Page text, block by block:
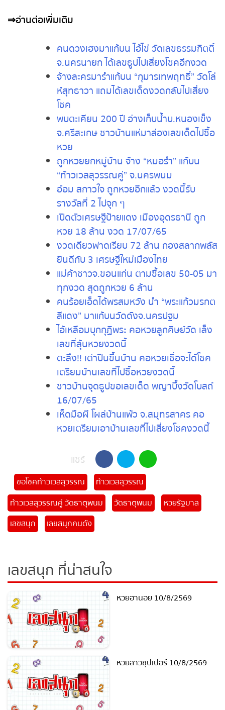
อ่านต่อเพิ่มเติม
คนดวงเฮงมาแก้บน ไอ้ไข่ วัดเลขธรรม
กิตติ์ จ.นครนายก ได้เลขธูปไปเสี่ยงโชค
อีกงวด
จ้างละครมารำแก้บน “กุมารเทพฤทธิ์” วัด
โล่ห์สุทธาวา แถมได้เลขเด็ดงวดกลับไป
เสี่ยงโชค
พบตะเคียน 200 ปี อ่างเก็บน้ำบ.หนอง
เข็ง จ.ศรีสะเกษ ชาวบ้านแห่มาส่องเลข
เด็ดไปซื้อหวย
ถูกหวยยกหมู่บ้าน จ้าง “หมอรำ” แก้บน
“ท้าวเวสสุวรรณคู่” จ.นครพนม
อ๋อม สกาวใจ ถูกหวยอีกแล้ว งวดนี้รับ
รางวัลที่ 2 ไปจุก ๆ
เปิดตัวเศรษฐีป้ายแดง เมืองอุดรธานี ถูก
หวย 18 ล้าน งวด 17/07/65
งวดเดียวฟาดเรียบ 72 ล้าน กองสลาก
พลัสยินดีกับ 3 เศรษฐีใหม่เมืองไทย
แม่ค้าชาวจ.ขอนแก่น ตามซื้อเลข 50-05
มาทุกงวด สุดถูกหวย 6 ล้าน
คนร้อยเอ็ดได้พรสมหวัง นำ “พระแก้ว
มรกตสีแดง” มาแก้บนวัดดังจ.นครปฐม
ไอ้เหลือมบุกกุฏิพระ คอหวยลูกศิษย์วัด
เล็งเลขที่ลุ้นหวยงวดนี้
ตะลึง!! เต่าปีนขึ้นบ้าน คอหวยเชื่อจะได้
โชค เตรียมบ้านเลขที่ไปซื้อหวยงวดนี้
วัดโบสถ์ 16/07/65
เห็ดมือผี โผล่บ้านแพ้ว จ.สมุทรสาคร คอ
หวยเตรียมเอาบ้านเลขที่ไปเสี่ยงโชคงวดนี้
แชร์
ขอโชคท้าวเวสสุวรรณ
เลขสนุก
เลขสนุกคนดัง
เลขสนุก ที่น่าสนใจ